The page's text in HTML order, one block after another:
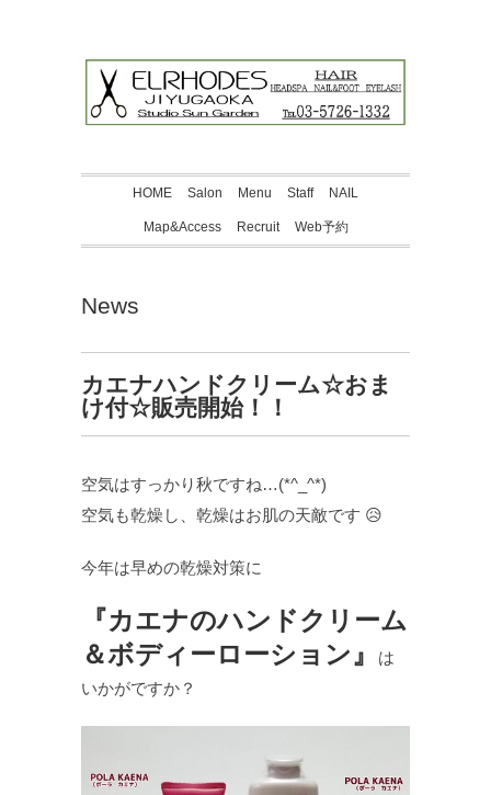
HOME Salon Menu Staff NAIL
Map&Access Recruit Web予約
News
カエナハンドクリーム☆おま
け付☆販売開始！！
空気はすっかり秋ですね…(*^_^*)
空気も乾燥し、乾燥はお肌の天敵です 😥
今年は早めの乾燥対策に
『カエナのハンドクリーム
＆ボディーローション』
は
いかがですか？